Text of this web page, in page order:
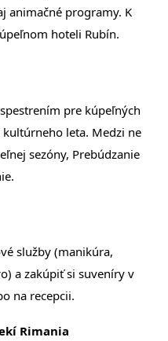
animačné programy. K
hoteli Rubín.
pre kúpeľných
leta. Medzi ne
sezóny, Prebúdzanie
služby (manikúra,
a zakúpiť si suveníry v
na recepcii.
Rimania